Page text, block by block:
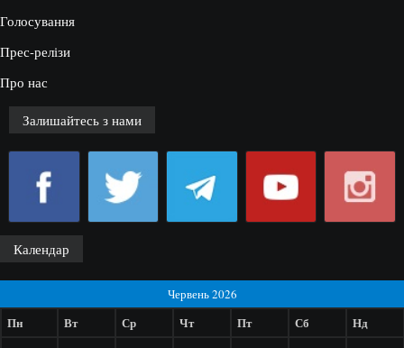
Голосування
Прес-релізи
Про нас
Залишайтесь з нами
Календар
Червень 2026
Пн Вт Ср Чт Пт Сб Нд